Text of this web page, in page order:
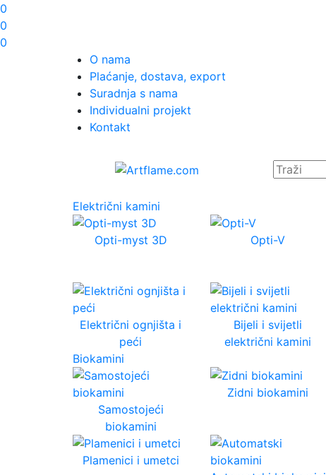
0
0
0
O nama
Plaćanje, dostava, export
Suradnja s nama
Individualni projekt
Kontakt
Električni kamini
Opti-myst 3D
Opti-V
Električni ognjišta i
peći
Bijeli i svijetli
električni kamini
Biokamini
Samostojeći
biokamini
Zidni biokamini
Plamenici i umetci